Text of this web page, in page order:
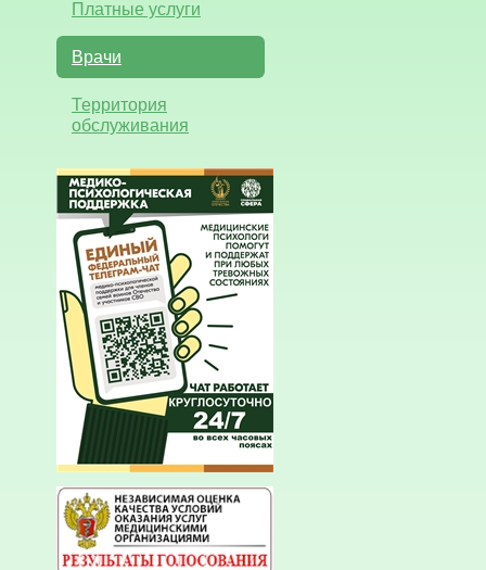
Платные услуги
Врачи
Территория
обслуживания